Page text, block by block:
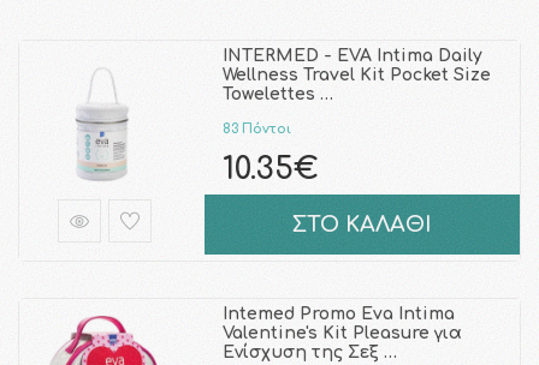
INTERMED - EVA Intima Daily
Wellness Travel Kit Pocket Size
Towelettes …
83 Πόντοι
10.35€
ΣΤΟ ΚΑΛΑΘΙ
Intemed Promo Eva Intima
Valentine's Kit Pleasure για
Ενίσχυση της Σεξ …